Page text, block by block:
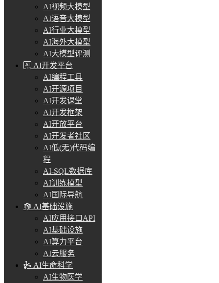
AI视频大模型
AI语音大模型
AI行业大模型
AI海外大模型
AI大模型评测
AI开发平台
AI编程工具
AI开源项目
AI开发课堂
AI开发框架
AI开放平台
AI开发者社区
AI低(无)代码编
程
AI-SQL数据库
AI训练模型
AI国际导航
AI基础设施
AI应用接口API
AI基础设施
AI算力平台
AI云服务
AI生命科学
AI生物医学